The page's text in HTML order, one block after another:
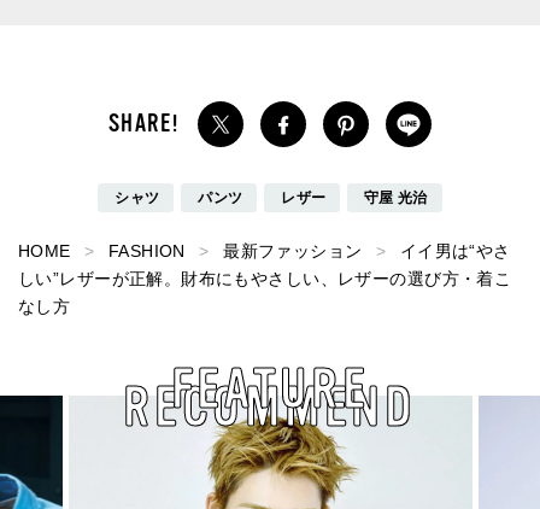
シャツ パンツ レザー 守屋 光治
HOME FASHION 最新ファッション
イイ男は“やさ
しい”レザーが正解。財布にもやさしい、レザーの選び方・着こ
なし方
RECOMMEND
FEATURE